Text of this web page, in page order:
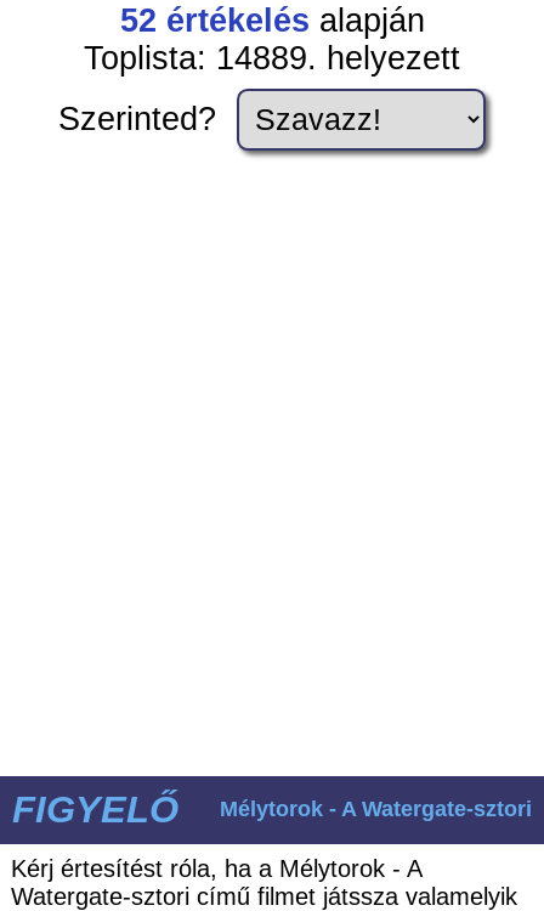
52 értékelés alapján
Toplista: 14889. helyezett
Szerinted?
FIGYELŐ Mélytorok - A Watergate-sztori
Kérj értesítést róla, ha a Mélytorok - A
Watergate-sztori című filmet játssza valamelyik